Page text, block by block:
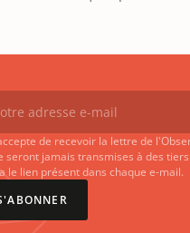
de recevoir la lettre de
seront jamais transmises à des
le lien présent dans chaque e-mail.